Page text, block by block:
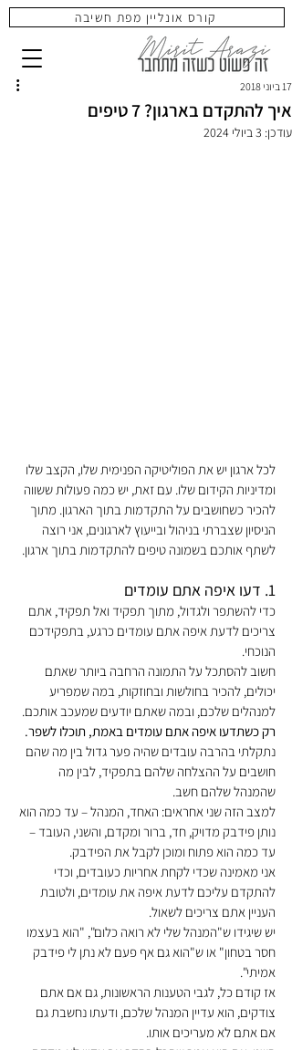
קורס אונליין מפת חשיבה
איך להתקדם בארגון? 7 טיפים
17 ביוני 2018
עודכן: 3 ביולי 2024
לכל ארגון יש את הפוליטיקה הפנימית שלו, הקצב שלו
ומדיניות הקידום שלו. עם זאת, יש כמה פעולות ששווה
להכיר כשחושבים על התקדמות בתוך הארגון. מתוך
הניסיון שצברתי בניהול ובייעוץ לארגונים, אני רוצה
לשתף אותכם בשמונה טיפים להתקדמות בתוך ארגון.
1. דעו איפה אתם עומדים
כדי להשתפר ולגדול, מתוך תפקיד ואל תפקיד, אתם
צריכים לדעת איפה אתם עומדים כרגע, בתפקידכם
הנוכחי.
חשוב להסתכל על התמונה הרחבה ביותר שאתם
יכולים, להכיר בחולשות ובחוזקות, במה שמפריע
למנהלים שלכם, ובמה שאתם יודעים שמעכב אותכם.
רק כשתדעו איפה אתם עומדים באמת, תוכלו לשפר.
נתקלתי בהרבה עובדים שהיה פער גדול בין מה שהם
חושבים על ההצלחה שלהם בתפקיד, לבין מה
שהמנהל שלהם חשב.
למצב הזה שני אחראים: האחד, המנהל – עד כמה הוא
נותן פידבק מדויק, חד, ברור ומקדם, והשני, העובד –
עד כמה הוא פתוח ומוכן לקבל את הפידבק.
אני מאמינה שכדי לקחת אחריות כעובדים, וכדי
להתקדם עליכם לדעת איפה את עומדים, ולטובת
העניין אתם צריכים לשאול.
יש שיגידו ש"המנהל שלי לא רואה כלום", "הוא בעצמו
חסר בטחון" או ש"הוא גם אף פעם לא נתן לי פידבק
אמיתי".
אז קודם כל, לגבי הטענות הראשונות, גם אם אתם
צודקים, הוא עדיין המנהל שלכם, ודעתו נחשבת גם
אם אתם לא מעריכים אותו.